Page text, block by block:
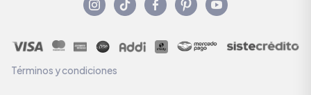
Términos y condiciones